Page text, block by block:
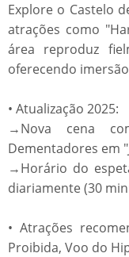
Explore o Castelo
atrações como
área reproduz
oferecendo
• Atualização 2025:
→Nova cena
Dementadores em
→Horário do
diariamente (30
• Atrações
Proibida, Voo do